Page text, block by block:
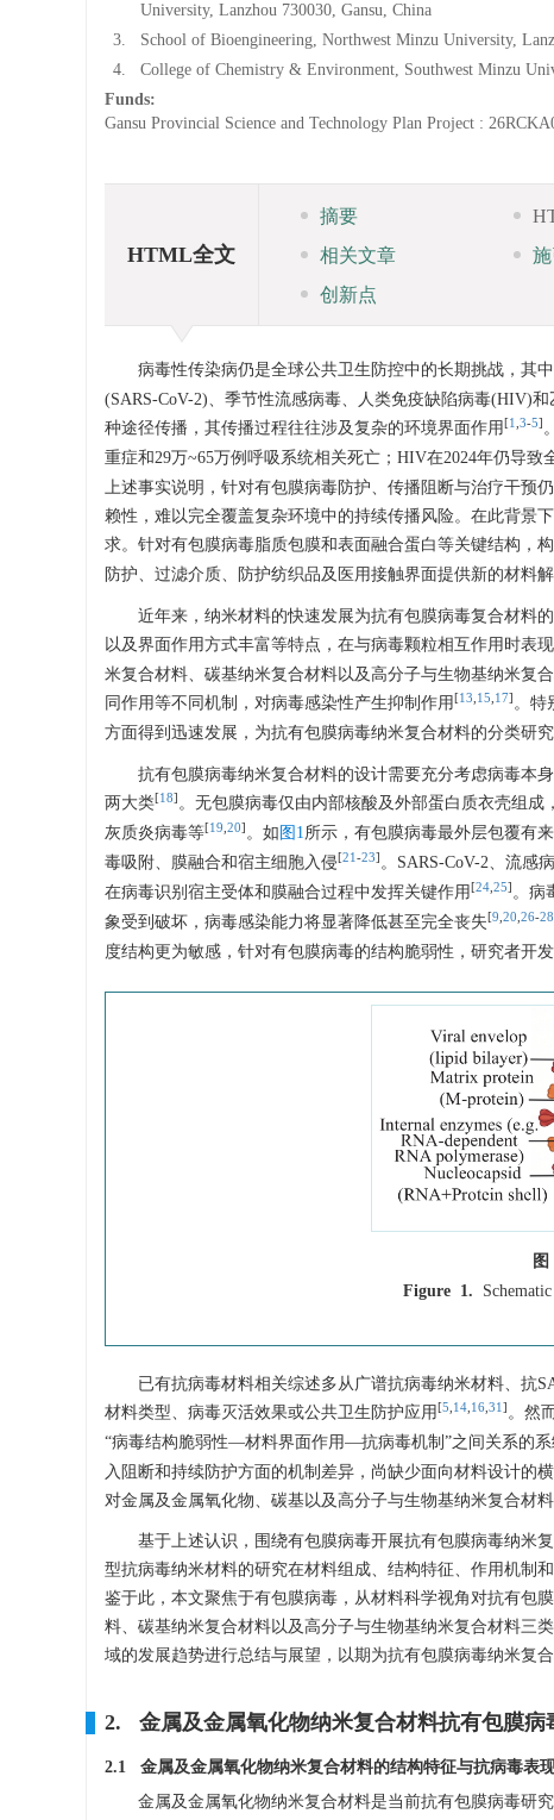
University, Lanzhou 730030, Gansu, China
3.
School of Bioengineering, Northwest Minzu University,
4.
College of Chemistry & Environment, Southwest Minzu
Funds:
Gansu Provincial Science and Technology Plan Project :
HTML全文
摘要
相关文章
创新点
病毒性传染病仍是全球公共卫生防控中的长期挑战，其
(SARS-CoV-2)、季节性流感病毒、人类免疫缺陷病毒(HIV)
种途径传播，其传播过程往往涉及复杂的环境界面作用 [1 3-5]
重症和29万~65万例呼吸系统相关死亡；HIV在2024年仍导
上述事实说明，针对有包膜病毒防护、传播阻断与治疗干预
赖性，难以完全覆盖复杂环境中的持续传播风险。在此背景
求。针对有包膜病毒脂质包膜和表面融合蛋白等关键结构，
防护、过滤介质、防护纺织品及医用接触界面提供新的材料
近年来，纳米材料的快速发展为抗有包膜病毒复合材料
以及界面作用方式丰富等特点，在与病毒颗粒相互作用时表
米复合材料、碳基纳米复合材料以及高分子与生物基纳米复
同作用等不同机制，对病毒感染性产生抑制作用 [13 15 17] 。特
方面得到迅速发展，为抗有包膜病毒纳米复合材料的分类研
抗有包膜病毒纳米复合材料的设计需要充分考虑病毒本
两大类[18] 。无包膜病毒仅由内部核酸及外部蛋白质衣壳组
灰质炎病毒等[19 20] 。如 图1所示，有包膜病毒最外层包覆有
毒吸附、膜融合和宿主细胞入侵[21 -23] 。SARS-CoV-2、流感
在病毒识别宿主受体和膜融合过程中发挥关键作用 [24 25] 。病
象受到破坏，病毒感染能力将显著降低甚至完全丧失[9 20 26-28
度结构更为敏感，针对有包膜病毒的结构脆弱性，研究者开
Figure 1.
已有抗病毒材料相关综述多从广谱抗病毒纳米材料、抗
材料类型、病毒灭活效果或公共卫生防护应用 [5 14 16 31 ] 。然
“病毒结构脆弱性—材料界面作用—抗病毒机制”之间关系的系
入阻断和持续防护方面的机制差异，尚缺少面向材料设计的
对金属及金属氧化物、碳基以及高分子与生物基纳米复合材料
基于上述认识，围绕有包膜病毒开展抗有包膜病毒纳米
型抗病毒纳米材料的研究在材料组成、结构特征、作用机制
鉴于此，本文聚焦于有包膜病毒，从材料科学视角对抗有包
料、碳基纳米复合材料以及高分子与生物基纳米复合材料三
域的发展趋势进行总结与展望，以期为抗有包膜病毒纳米复
2. 金属及金属氧化物纳米复合材料抗有包膜病
2.1 金属及金属氧化物纳米复合材料的结构特征与抗病毒表
金属及金属氧化物纳米复合材料是当前抗有包膜病毒研